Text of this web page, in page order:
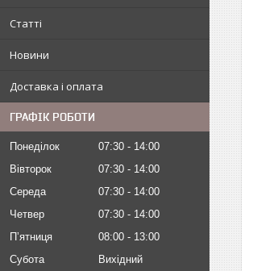
Статті
Новини
Доставка і оплата
ГРАФІК РОБОТИ
Понеділок 07:30
14:00
Вівторок
07:30
14:00
Середа
07:30
14:00
Четвер
07:30
14:00
Пʼятниця
08:00
13:00
Субота
Вихідний